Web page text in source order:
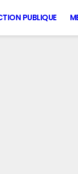
PUBLIQUE